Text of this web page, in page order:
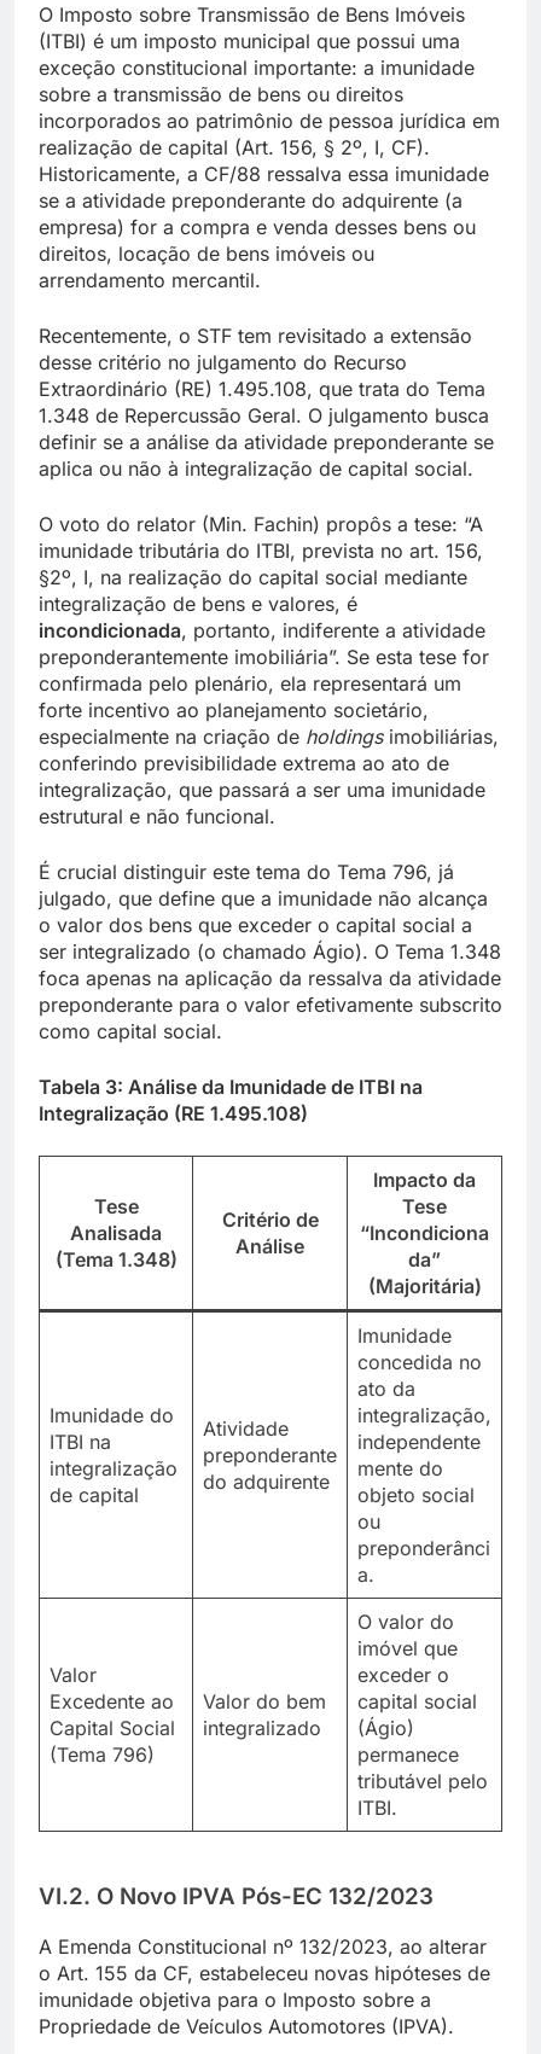
O Imposto sobre Transmissão de Bens Imóveis
(ITBI) é um imposto municipal que possui uma
exceção constitucional importante: a imunidade
sobre a transmissão de bens ou direitos
incorporados ao patrimônio de pessoa jurídica em
realização de capital (Art. 156, § 2º, I, CF).
Historicamente, a CF/88 ressalva essa imunidade
se a atividade preponderante do adquirente (a
empresa) for a compra e venda desses bens ou
direitos, locação de bens imóveis ou
arrendamento mercantil.
Recentemente, o STF tem revisitado a extensão
desse critério no julgamento do Recurso
Extraordinário (RE) 1.495.108, que trata do Tema
1.348 de Repercussão Geral. O julgamento busca
definir se a análise da atividade preponderante se
aplica ou não à integralização de capital social.
O voto do relator (Min. Fachin) propôs a tese: “A
imunidade tributária do ITBI, prevista no art. 156,
§2º, I, na realização do capital social mediante
integralização de bens e valores, é
incondicionada, portanto, indiferente a atividade
preponderantemente imobiliária”. Se esta tese for
confirmada pelo plenário, ela representará um
forte incentivo ao planejamento societário,
especialmente na criação de holdingsimobiliárias,
conferindo previsibilidade extrema ao ato de
integralização, que passará a ser uma imunidade
estrutural e não funcional.
É crucial distinguir este tema do Tema 796, já
julgado, que define que a imunidade não alcança
o valor dos bens que exceder o capital social a
ser integralizado (o chamado Ágio). O Tema 1.348
foca apenas na aplicação da ressalva da atividade
preponderante para o valor efetivamente subscrito
como capital social.
Tabela 3: Análise da Imunidade de ITBI na
Integralização (RE 1.495.108)
Tese
Analisada
(Tema 1.348)
Critério de
Análise
Impacto da
Tese
“Incondiciona
da”
(Majoritária)
Imunidade do
ITBI na
integralização
de capital
Atividade
preponderante
do adquirente
Imunidade
concedida no
ato da
integralização,
independente
mente do
objeto social
ou
preponderânci
a.
Valor
Excedente ao
Capital Social
(Tema 796)
Valor do bem
integralizado
O valor do
imóvel que
exceder o
capital social
(Ágio)
permanece
tributável pelo
ITBI.
VI.2. O Novo IPVA Pós-EC 132/2023
A Emenda Constitucional nº 132/2023, ao alterar
o Art. 155 da CF, estabeleceu novas hipóteses de
imunidade objetiva para o Imposto sobre a
Propriedade de Veículos Automotores (IPVA).